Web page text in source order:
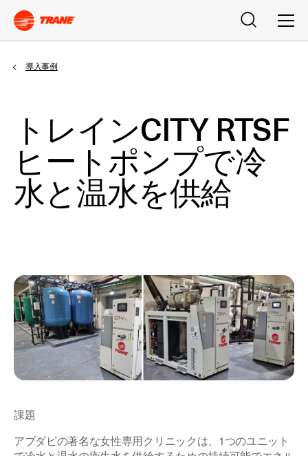
検索 メ
導入事例
トレインCITY RTSF
ヒートポンプで冷
水と温水を供給
課題
アブダビの著名な女性専用クリニックは、1つのユニット